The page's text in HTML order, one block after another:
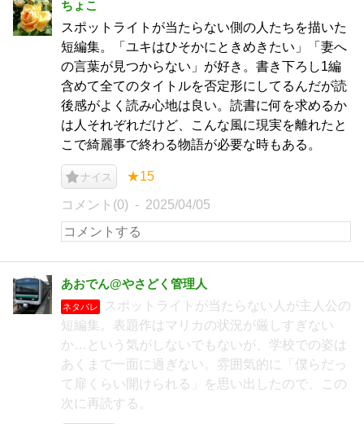
ちょこ
スポットライトが当たらない側の人たちを描いた
短編集。「ユキはひそかにときめきたい」「妻へ
の言葉が見つからない」が好き。書き下ろし1編
含めて全てのタイトルを否定形にしてるんだが読
後感がよく読み心地は良い。読書に何を求めるか
は人それぞれだけど、こんな風に現実を離れたと
こで綺麗事で終わる物語が必要な時もある。
ナイス ★15
コメント(0) 2025/04/05
あおでん@やさどく管理人
ネタバレ
スポットライトが当たらない人が主人公の
短編集。表題作はマリカの状況が厳しすぎない
か…という気がしないでもないが、学校での姿は
あくまで一面に過ぎない。雰囲気的に「僕らだっ
て扉くらい開けられる」を思い出したので、この
次に再読する。